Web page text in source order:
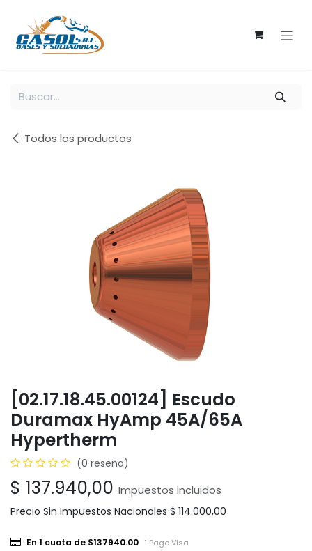
Todos los productos
[02.17.18.45.00124] Escudo
Duramax HyAmp 45A/65A
Hypertherm
(0 reseña)
$ 137.940,00 Impuestos incluidos
Precio Sin Impuestos Nacionales $ 114.000,00
En 1 cuota de $137940.00 1 Pago Visa